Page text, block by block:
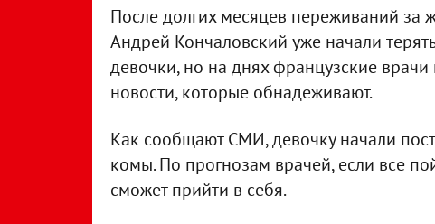
После долгих месяцев переживаний
Андрей Кончаловский уже начали
девочки, но на днях французские
новости, которые обнадеживают.
Как сообщают СМИ, девочку начали
комы. По прогнозам врачей, если все
сможет прийти в себя.